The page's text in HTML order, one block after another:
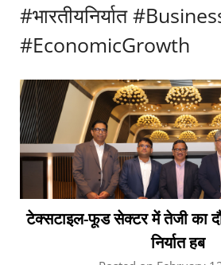
#भारतीयनिर्यात
#EconomicGrowth
टेक्सटाइल-फूड सेक्टर में तेजी का
निर्यात हब